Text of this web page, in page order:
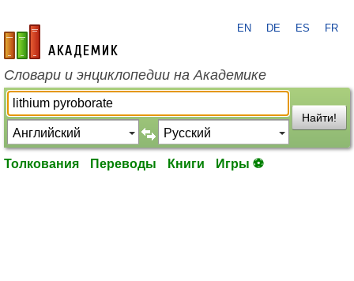
academic.ru
EN DE ES FR
Словари и энциклопедии на Академике
Найти!
Толкования Переводы Книги Игры ⚽